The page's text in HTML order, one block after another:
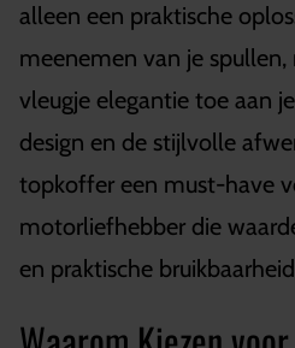
alleen een praktische
meenemen van je
vleugje elegantie toe aan
design en de stijlvolle
topkoffer een must-have
motorliefhebber die
en praktische